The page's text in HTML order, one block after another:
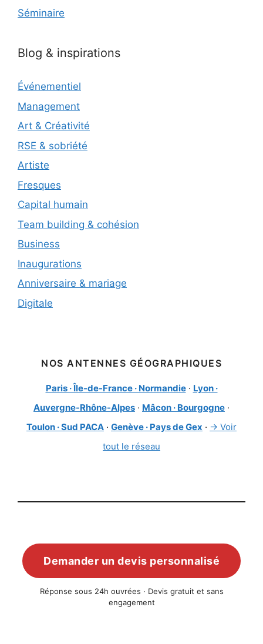
Séminaire
Blog & inspirations
Événementiel
Management
Art & Créativité
RSE & sobriété
Artiste
Fresques
Capital humain
Team building & cohésion
Business
Inaugurations
Anniversaire & mariage
Digitale
NOS ANTENNES GÉOGRAPHIQUES
Paris · Île-de-France · Normandie· Lyon ·
Auvergne-Rhône-Alpes · Mâcon · Bourgogne ·
Toulon · Sud PACA · Genève · Pays de Gex · → Voir
tout le réseau
Demander un devis personnalisé
Réponse sous 24h ouvrées · Devis gratuit et sans
engagement